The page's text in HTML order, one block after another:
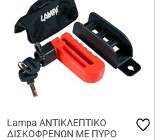
Lampa ΑΝΤΙΚΛΕΠΤΙΚΟ
ΔΙΣΚΟΦΡΕΝΩΝ ΜΕ ΠΥΡΟ